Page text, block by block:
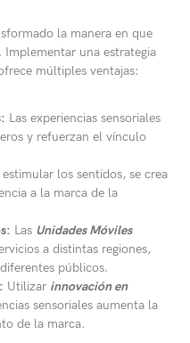
la manera en que
Implementar una estrategia
múltiples ventajas:
Las experiencias sensoriales
y refuerzan el vínculo
los sentidos, se crea
a la marca de la
Las Unidades Móviles
a distintas regiones,
públicos.
Utilizar innovación en
sensoriales aumenta la
de la marca.